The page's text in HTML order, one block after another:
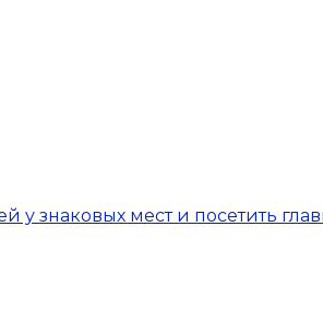
у знаковых мест и посетить